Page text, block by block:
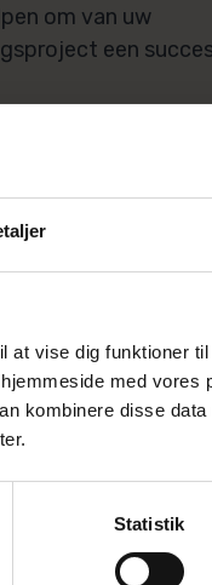
vise dig funktioner
med vores
kombinere disse
Statistik
om van uw
een
CONTACT OP